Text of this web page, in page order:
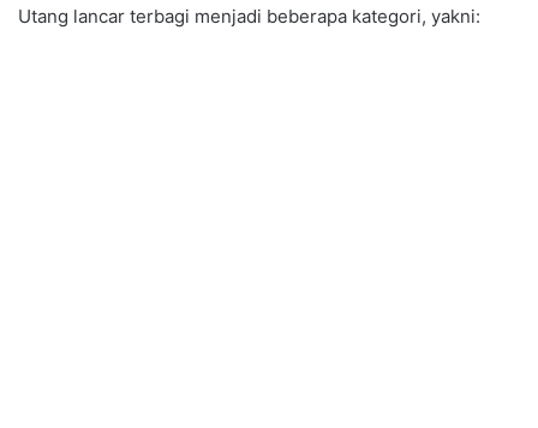
Utang lancar terbagi menjadi beberapa kategori, yakni: